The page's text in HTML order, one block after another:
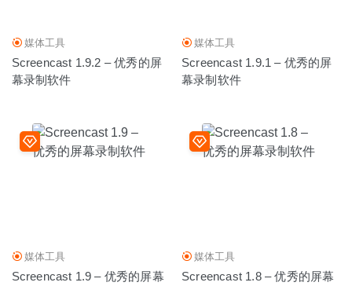
媒体工具
Screencast 1.9.2 – 优秀的屏
幕录制软件
媒体工具
Screencast 1.9.1 – 优秀的屏
幕录制软件
媒体工具
Screencast 1.9 – 优秀的屏幕
媒体工具
Screencast 1.8 – 优秀的屏幕